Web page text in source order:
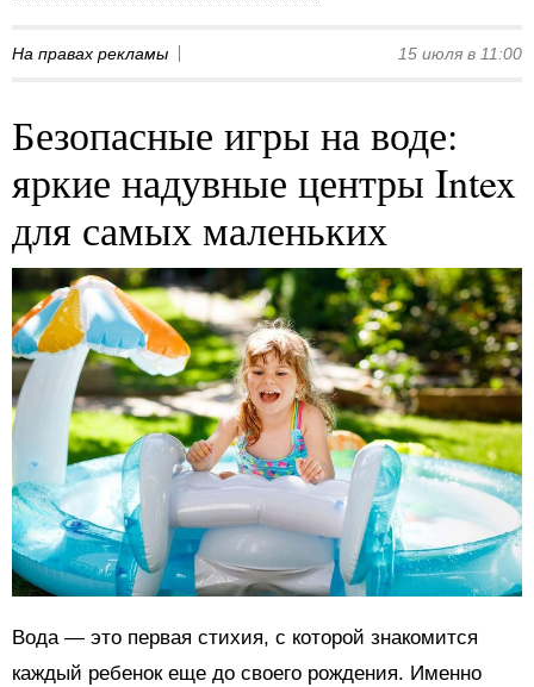
На правах рекламы 15 июля в 11:00
Безопасные игры на воде:
яркие надувные центры Intex
для самых маленьких
Вода — это первая стихия, с которой знакомится
каждый ребенок еще до своего рождения. Именно